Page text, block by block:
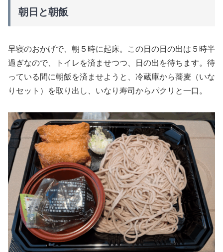
朝日と朝飯
早寝のおかげで、朝５時に起床。この日の日の出は５時半
過ぎなので、トイレを済ませつつ、日の出を待ちます。待
っている間に朝飯を済ませようと、冷蔵庫から蕎麦（いな
りセット）を取り出し、いなり寿司からパクリと一口。